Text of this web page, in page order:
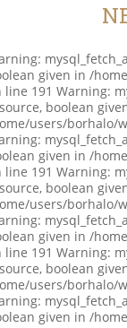
given in /
line 191 Warning:
boolean
users/borhalo/
given in /
line 191 Warning:
boolean
users/borhalo/
given in /
line 191 Warning:
boolean
users/borhalo/
given in /